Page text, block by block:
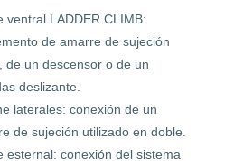
ventral LADDER CLIMB:
de amarre de sujeción
de un descensor o de un
deslizante.
laterales: conexión de un
de sujeción utilizado en doble.
esternal: conexión del sistema